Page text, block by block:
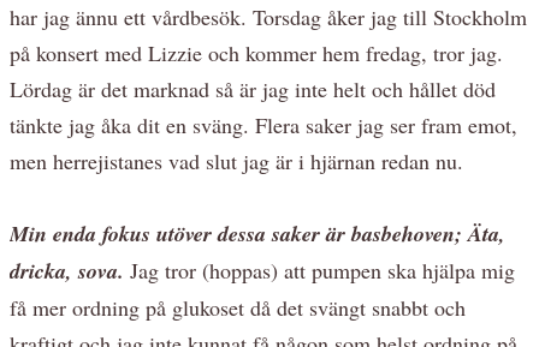
har jag ännu ett vårdbesök. Torsdag åker jag till Stockholm
på konsert med Lizzie och kommer hem fredag, tror jag.
Lördag är det marknad så är jag inte helt och hållet död
tänkte jag åka dit en sväng. Flera saker jag ser fram emot,
men herrejistanes vad slut jag är i hjärnan redan nu.
Min enda fokus utöver dessa saker är basbehoven; Äta,
dricka, sova. Jag tror (hoppas) att pumpen ska hjälpa mig
få mer ordning på glukoset då det svängt snabbt och